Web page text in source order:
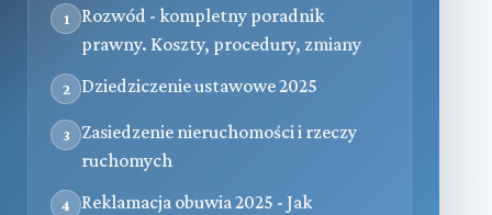
1
Rozwód - kompletny poradnik
prawny. Koszty, procedury, zmiany
2 Dziedziczenie ustawowe 2025
3
Zasiedzenie nieruchomości i rzeczy
ruchomych
4
Reklamacja obuwia 2025 - Jak